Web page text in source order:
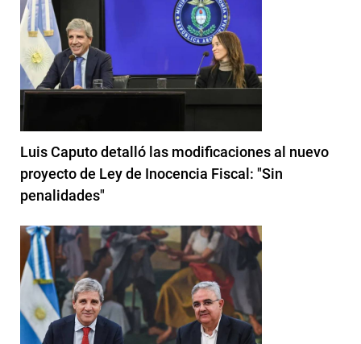
Luis Caputo detalló las modificaciones al nuevo
proyecto de Ley de Inocencia Fiscal: "Sin
penalidades"